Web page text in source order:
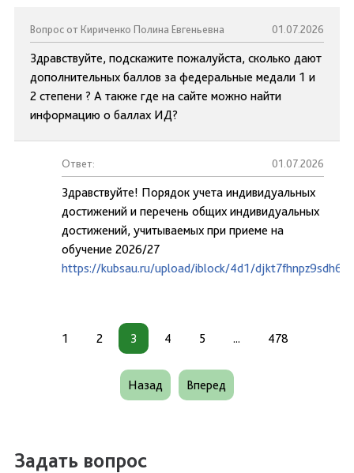
Вопрос от Кириченко Полина Евгеньевна 01.07.2026
Здравствуйте, подскажите пожалуйста, сколько дают
дополнительных баллов за федеральные медали 1 и
2 степени ? А также где на сайте можно найти
информацию о баллах ИД?
Ответ: 01.07.2026
Здравствуйте! Порядок учета индивидуальных
достижений и перечень общих индивидуальных
достижений, учитываемых при приеме на
обучение 2026/27
https://kubsau.ru/upload/iblock/4d1/
1 2 3 4 5 ... 478
Назад Вперед
Задать вопрос